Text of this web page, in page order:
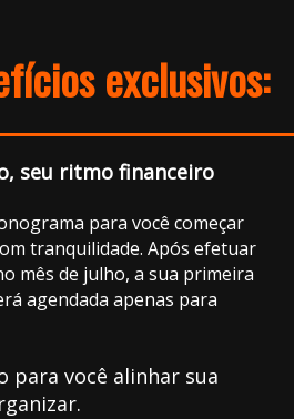
exclusivos:
seu ritmo financeiro
para você começar
tranquilidade. Após efetuar
mês de julho, a sua primeira
agendada apenas para
para você alinhar sua